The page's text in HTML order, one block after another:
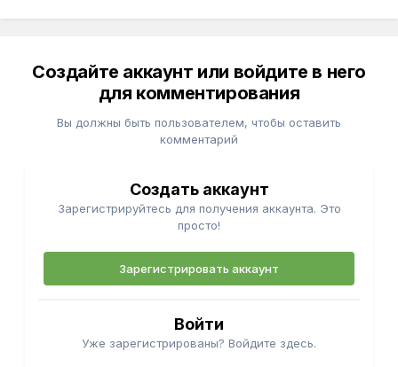
Создайте аккаунт или войдите в него
для комментирования
Вы должны быть пользователем, чтобы оставить
комментарий
Создать аккаунт
Зарегистрируйтесь для получения аккаунта. Это
просто!
Зарегистрировать аккаунт
Войти
Уже зарегистрированы? Войдите здесь.